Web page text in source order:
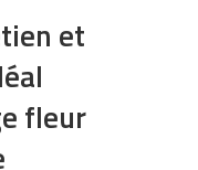
et
fleur